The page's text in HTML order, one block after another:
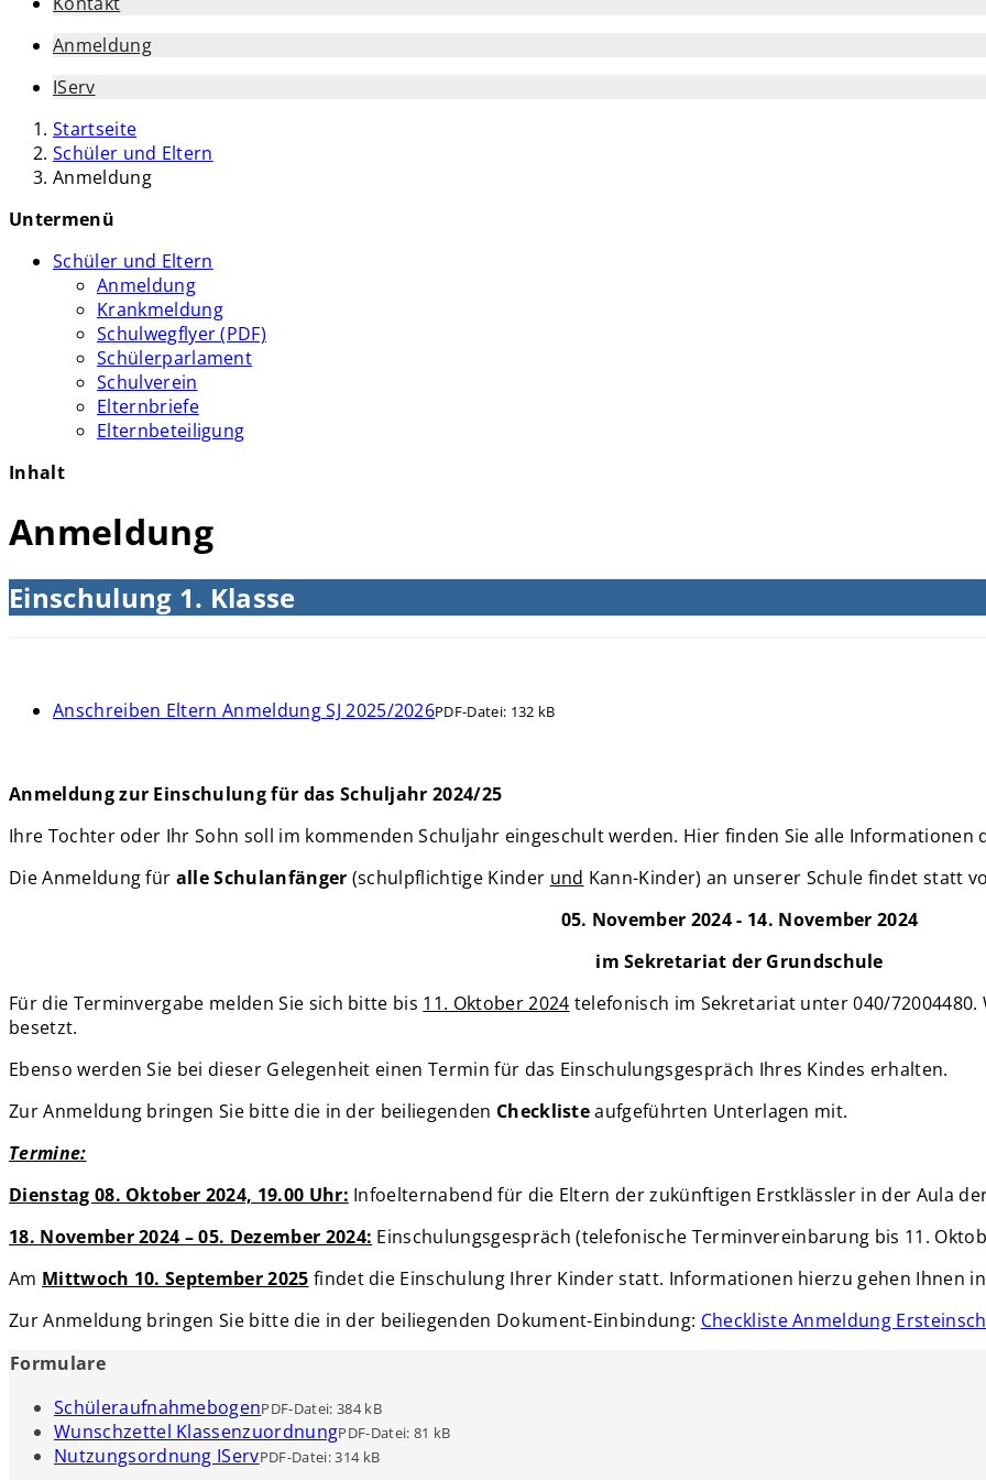
Anmeldung
IServ
Startseite
Schüler und Eltern
Anmeldung
Untermenü
Schüler und Eltern
Anmeldung
Krankmeldung
Schulwegflyer (PDF)
Schülerparlament
Schulverein
Elternbriefe
Elternbeteiligung
Inhalt
Anmeldung
Einschulung 1. Klasse
Anschreiben Eltern Anmeldung SJ 2025/2026PDF-Datei: 132 kB
Anmeldung zur Einschulung für das Schuljahr 2024/25
Ihre Tochter oder Ihr Sohn soll im kommenden Schuljahr eingeschult werden. Hier finden Sie alle Informationen
Die Anmeldung für alle Schulanfänger (schulpflichtige Kinder und Kann-Kinder) an unserer Schule findet statt
05. November 2024 - 14. November 2024
im Sekretariat der Grundschule
Für die Terminvergabe melden Sie sich bitte bis 11. Oktober 2024 telefonisch im Sekretariat unter 040/
besetzt.
Ebenso werden Sie bei dieser Gelegenheit einen Termin für das Einschulungsgespräch Ihres Kindes erhalten.
Zur Anmeldung bringen Sie bitte die in der beiliegenden Checklisteaufgeführten Unterlagen mit.
Termine:
Dienstag 08. Oktober 2024, 19.00 Uhr: Infoelternabend für die Eltern der zukünftigen Erstklässler in der Aula
18. November 2024 – 05. Dezember 2024: Einschulungsgespräch (telefonische Terminvereinbarung bis 11.
Am Mittwoch 10. September 2025 findet die Einschulung Ihrer Kinder statt. Informationen hierzu gehen Ihnen
Zur Anmeldung bringen Sie bitte die in der beiliegenden Dokument-Einbindung: Checkliste Anmeldung
Formulare
SchüleraufnahmebogenPDF-Datei: 384 kB
Wunschzettel KlassenzuordnungPDF-Datei: 81 kB
Nutzungsordnung IServPDF-Datei:314 kB